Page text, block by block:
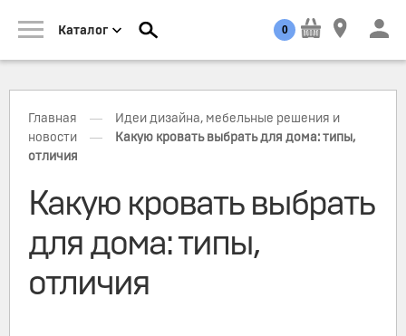
Каталог 0
Главная —
Идеи дизайна, мебельные решения и
новости
—
Какую кровать выбрать для дома: типы,
отличия
Какую кровать выбрать
для дома: типы,
отличия